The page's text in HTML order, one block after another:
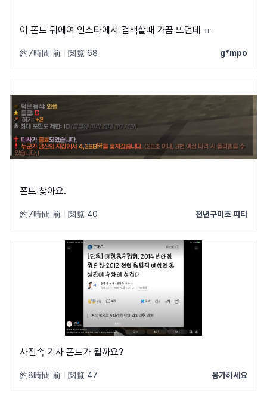
이 폰트 뭐에여 인스타에서 검색할때 가끔 뜨던데 ㅠ
約7時間 前 閲覧 68 g*mpo
폰트 찾아요.
約7時間 前 閲覧 40 천년구미호 피티
사진속 기사 폰트가 뭘까요?
約8時間 前 閲覧 47 응가하세요